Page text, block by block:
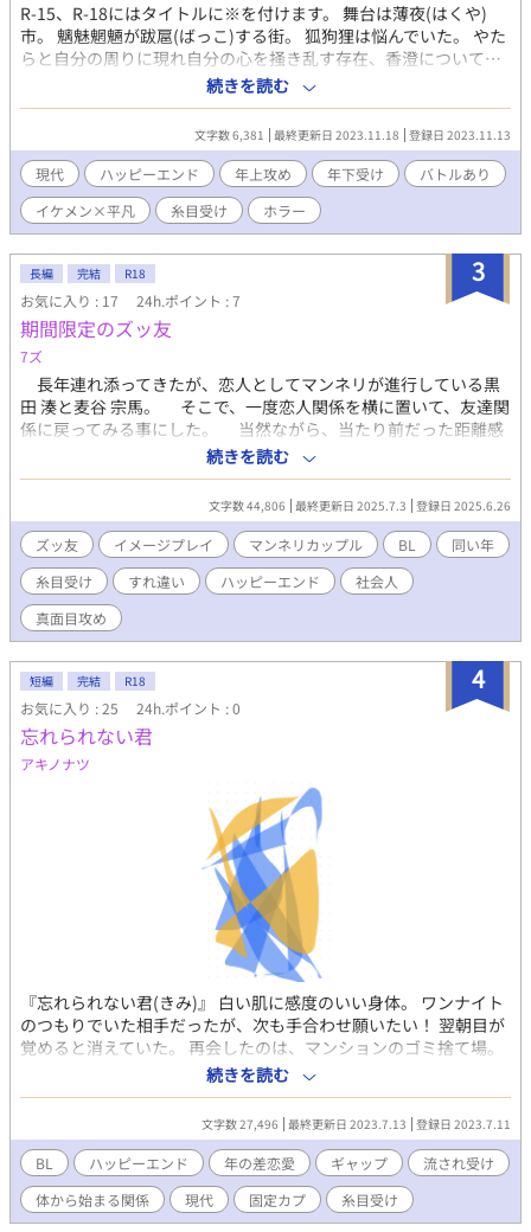
R-15、R-18にはタイトルに※を付けます。 舞台は薄夜(はくや)
市。 魑魅魍魎が跋扈(ばっこ)する街。 狐狗狸は悩んでいた。 やた
らと自分の周りに現れ自分の心を掻き乱す存在、香澄について…
狐狗狸 千歳(こくり ちとせ) 29歳、祓魔師。 192cm、74kg バイ・
セクシャル。 似非関西弁で糸目に琥珀色の髪。 兎に角胡散臭い。
実家は女系家族で代々狐の白襢(びゃくてん)様を信仰、使役して
いたが、千歳の姉が駆け落ちをしてしまった為跡継ぎに困り、5歳
の千歳を代わりに据えようと女として育てたが失敗。 千歳に発現
した能力は複数の中型犬サイズの狼の様な影を操るものだった、
名は黒狼(こくろう) 大学までは育てて貰ったが、能無しの烙印を
押され勘当されている。 初恋の相手は姉の駆け落ち相手である。
今はその駆け落ち相手の経営する喫茶店「Amber」の2階に住ん
でいる。 香澄 凛太郎(かすみ りんたろう) 33歳、祓魔師。
197cm、92kg 香澄神社の次男坊。 ぱっちり二重で烏羽色の髪を
センター分けにしている。 能力は不動明王の力を借り近接戦では
神気を通した数珠を手に巻き付けて殴り、遠隔戦では雷を落と
す。 千歳の世話をやたらと焼いてくるが…？ 澤木 瑞希(さわぎ み
ずき) 45歳、喫茶店「Amber」の店主。 172cm、67kg タレ目、
ツリ眉、焦げ茶色の髪を前髪を後ろに撫でつけている。 千歳の姉
の駆け落ち相手であり、初恋の相手。 怪異は視えるが祓えない。
店名の「Amber」は妻の髪色からとった。 澤木 環(さわぎ たまき)
24歳、自称ホラー作家。 196cm、89kg タレ目、ツリ眉、焦げ茶
色の髪を左だけ後ろに撫でつけている。 瑞希の一人息子であり、
千歳の甥。 作家業で暮らしたいのだが、今は週刊誌や月刊誌のコ
ラム等で食い繋いでいる。 P.Nは騒戯 太朗。 怪異は視えるが祓え
ない。 怪異に詳しく情報通で、千歳によく情報を流している。 情
報の出処は謎に包まれている。 喫茶店「Amber」の2階に住んで
いる。 狐狗狸 千莉(こくり せんり) 千歳の姉。 狐狗狸家の次期当
主であった。 瑞希と駆け落ちをしたが、環を産んですぐ怪死を遂
げている。
続きを読む
文字数 6,381 最終更新日 2023.11.18 登録日 2023.11.13
現代 ハッピーエンド 年上攻め 年下受け
バトルあり
イケメン×平凡
糸目受け ホラー
3
長編 完結 R18
お気に入り : 17 24h.ポイント : 7
期間限定のズッ友
7ズ
長年連れ添ってきたが、恋人としてマンネリが進行している黒
田 湊と麦谷 宗馬。 そこで、一度恋人関係を横に置いて、友達関
係に戻ってみる事にした。 当然ながら、当たり前だった距離感
が、当たり前ではなくなる。 想い合っているのに触れられない
焦ったさ。手放しの相手に不安を募らせていく。 果たして、期
間限定のズッ友作戦で、マンネリ解消なるか──？ 真面目なムッ
ツリスケベ×能天気なムッツリスケベ
続きを読む
文字数 44,806 最終更新日 2025.7.3 登録日 2025.6.26
ズッ友 イメージプレイ マンネリカップル BL
同い年
糸目受け
すれ違い ハッピーエンド
社会人
真面目攻め
4
短編 完結 R18
お気に入り : 25 24h.ポイント : 0
忘れられない君
アキノナツ
『忘れられない君(きみ)』 白い肌に感度のいい身体。 ワンナイト
のつもりでいた相手だったが、次も手合わせ願いたい！ 翌朝目が
覚めると消えていた。 再会したのは、マンションのゴミ捨て場。
上の部屋に引っ越して来たらしい。俺の下でアンアン言ってたけ
どね。 チャラめサラリーマン Ｘ クールな男 本編 全３話 後
日談は、ぼちぼちと投稿。 冒頭から致しております。 R18はタイ
トルの後ろに※をつけます。
続きを読む
文字数 27,496 最終更新日 2023.7.13 登録日 2023.7.11
BL ハッピーエンド 年の差恋愛 ギャップ
流され受け
体から始まる関係
現代 固定カプ 糸目受け